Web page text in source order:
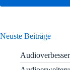
Neuste Beiträge